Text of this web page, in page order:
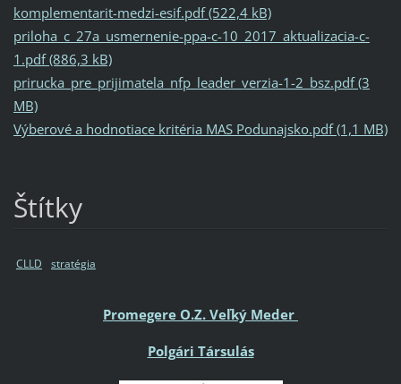
komplementarit-medzi-esif.pdf (522,4 kB)
priloha_c_27a_usmernenie-ppa-c-10_2017_aktualizacia-c-
1.pdf (886,3 kB)
prirucka_pre_prijimatela_nfp_leader_verzia-1-2_bsz.pdf (3
MB)
Výberové a hodnotiace kritéria MAS Podunajsko.pdf (1,1 MB)
Štítky
CLLD stratégia
Promegere O.Z. Veľký Meder
Polgári Társulás